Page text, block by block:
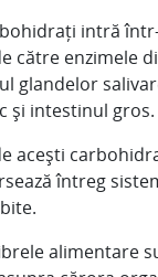
intră
către enzimele
glandelor
și intestinul gros.
acești
întreg
alimentare